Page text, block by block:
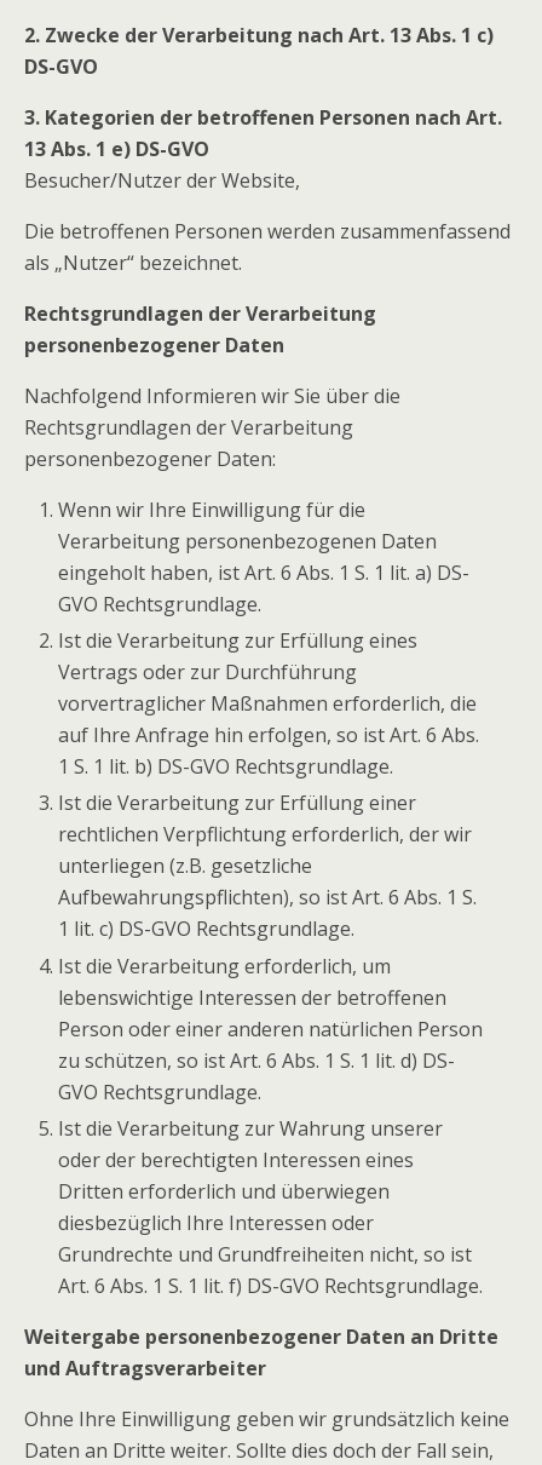
2. Zwecke der Verarbeitung nach Art. 13 Abs. 1 c)
DS-GVO
3. Kategorien der betroffenen Personen nach Art.
13 Abs. 1 e) DS-GVO
Besucher/Nutzer der Website,
Die betroffenen Personen werden zusammenfassend
als „Nutzer“ bezeichnet.
Rechtsgrundlagen der Verarbeitung
personenbezogener Daten
Nachfolgend Informieren wir Sie über die
Rechtsgrundlagen der Verarbeitung
personenbezogener Daten:
Wenn wir Ihre Einwilligung für die
Verarbeitung personenbezogenen Daten
eingeholt haben, ist Art. 6 Abs. 1 S. 1 lit. a) DS-
GVO Rechtsgrundlage.
Ist die Verarbeitung zur Erfüllung eines
Vertrags oder zur Durchführung
vorvertraglicher Maßnahmen erforderlich, die
auf Ihre Anfrage hin erfolgen, so ist Art. 6 Abs.
1 S. 1 lit. b) DS-GVO Rechtsgrundlage.
Ist die Verarbeitung zur Erfüllung einer
rechtlichen Verpflichtung erforderlich, der wir
unterliegen (z.B. gesetzliche
Aufbewahrungspflichten), so ist Art. 6 Abs. 1 S.
1 lit. c) DS-GVO Rechtsgrundlage.
Ist die Verarbeitung erforderlich, um
lebenswichtige Interessen der betroffenen
Person oder einer anderen natürlichen Person
zu schützen, so ist Art. 6 Abs. 1 S. 1 lit. d) DS-
GVO Rechtsgrundlage.
Ist die Verarbeitung zur Wahrung unserer
oder der berechtigten Interessen eines
Dritten erforderlich und überwiegen
diesbezüglich Ihre Interessen oder
Grundrechte und Grundfreiheiten nicht, so ist
Art. 6 Abs. 1 S. 1 lit. f) DS-GVO Rechtsgrundlage.
Weitergabe personenbezogener Daten an Dritte
und Auftragsverarbeiter
Ohne Ihre Einwilligung geben wir grundsätzlich keine
Daten an Dritte weiter. Sollte dies doch der Fall sein,